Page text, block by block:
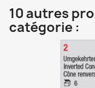
10 autres
catégorie :